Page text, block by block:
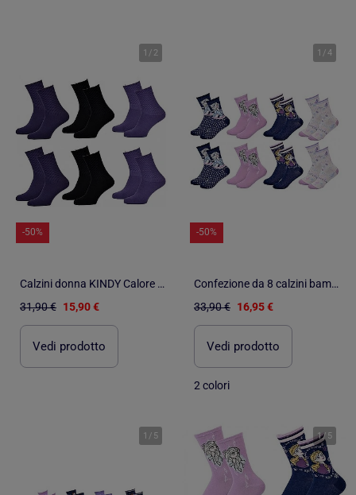
1 / 2
-50%
Calzini donna KINDY Calore e Morbidezza - Confezione da 6
31,90 € 15,90 €
Vedi prodotto
1 /4
-50%
Confezione da 8 calzini bambina LA REINE DES NEIGES
33,90 € 16,95 €
Vedi prodotto
2 colori
1 / 5 1/ 5